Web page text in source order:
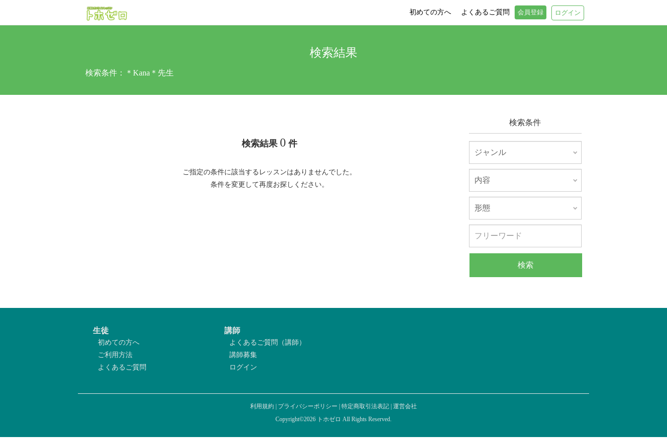
検索結果
検索条件： ＊Kana＊先生
検索結果 0 件
ご指定の条件に該当するレッスンはありませんでした。
条件を変更して再度お探しください。
検索条件
生徒
初めての方へ
ご利用方法
よくあるご質問
講師
よくあるご質問（講師）
講師募集
ログイン
利用規約 プライバシーポリシー 特定商取引法表記 運営会社
Copyright©2026 トホゼロ All Rights Reserved.
初めての方へ よくあるご質問 会員登録 ログイン